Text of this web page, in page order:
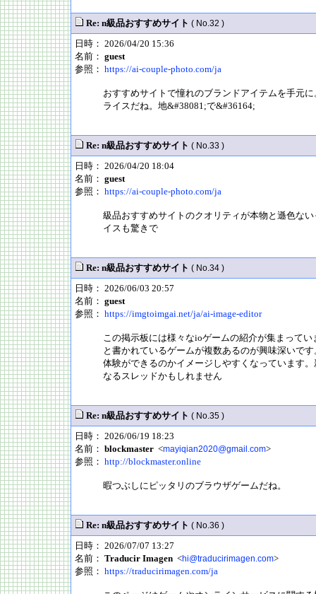
Re: n級品おすすめサイト ( No.32 )
日時： 2026/04/20 15:36
名前： guest
参照： https://ai-couple-photo.com/ja
おすすめサイトで憧れのブランドアイテムを手元
ライスだね。地&#38081;で&#36164;
Re: n級品おすすめサイト ( No.33 )
日時： 2026/04/20 18:04
名前： guest
参照： https://ai-couple-photo.com/ja
級品おすすめサイトのクオリティが本物と遜色な
イスも驚きで
Re: n級品おすすめサイト ( No.34 )
日時： 2026/06/03 20:57
名前： guest
参照： https://imgtoimgai.net/ja/ai-image-editor
この掲示板には様々なioゲームの紹介が集まって
と書かれているゲームが複数あるのが興味深いで
体験ができるのかイメージしやすくなっています
なるスレッドかもしれません
Re: n級品おすすめサイト ( No.35 )
日時： 2026/06/19 18:23
名前： blockmaster <mayiqian2020@gmail.com>
参照： http://blockmaster.online
暇つぶしにピッタリのブラウザゲームだね。
Re: n級品おすすめサイト ( No.36 )
日時： 2026/07/07 13:27
名前： Traducir Imagen <hi@traducirimagen.com>
参照： https://traducirimagen.com/ja